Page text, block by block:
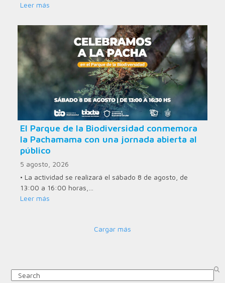
Leer más
El Parque de la Biodiversidad conmemora
la Pachamama con una jornada abierta al
público
5 agosto, 2026
• La actividad se realizará el sábado 8 de agosto, de
13:00 a 16:00 horas,…
Leer más
Cargar más
Search